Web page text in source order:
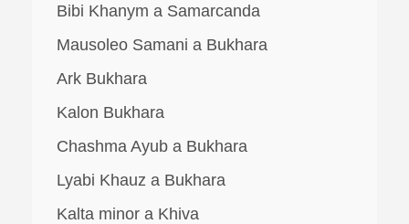
Bibi Khanym a Samarcanda
Mausoleo Samani a Bukhara
Ark Bukhara
Kalon Bukhara
Chashma Ayub a Bukhara
Lyabi Khauz a Bukhara
Kalta minor a Khiva